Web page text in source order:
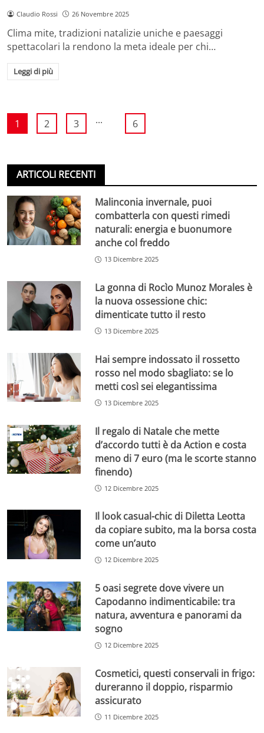
Claudio Rossi 26 Novembre 2025
Clima mite, tradizioni natalizie uniche e paesaggi
spettacolari la rendono la meta ideale per chi…
Leggi di più
1 2 3 ... 6
ARTICOLI RECENTI
Malinconia invernale, puoi
combatterla con questi rimedi
naturali: energia e buonumore
anche col freddo
13 Dicembre 2025
La gonna di Rocìo Munoz Morales è
la nuova ossessione chic:
dimenticate tutto il resto
13 Dicembre 2025
Hai sempre indossato il rossetto
rosso nel modo sbagliato: se lo
metti così sei elegantissima
13 Dicembre 2025
Il regalo di Natale che mette
d’accordo tutti è da Action e costa
meno di 7 euro (ma le scorte stanno
finendo)
12 Dicembre 2025
Il look casual-chic di Diletta Leotta
da copiare subito, ma la borsa costa
come un’auto
12 Dicembre 2025
5 oasi segrete dove vivere un
Capodanno indimenticabile: tra
natura, avventura e panorami da
sogno
12 Dicembre 2025
Cosmetici, questi conservali in frigo:
dureranno il doppio, risparmio
assicurato
11 Dicembre 2025